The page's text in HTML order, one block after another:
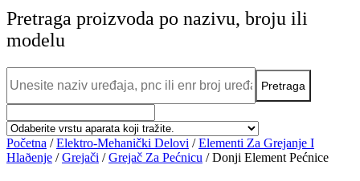
Pretraga proizvoda po nazivu, broju ili
modelu
Početna /Elektro-Mehanički Delovi /Elementi Za Grejanje I
Hlaðenje /Grejači /Grejač Za Pećnicu / Donji Element Pećnice